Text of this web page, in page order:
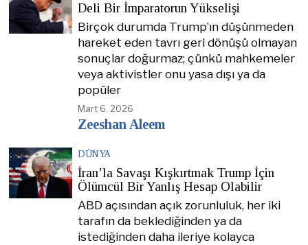
Deli Bir İmparatorun Yükselişi
Birçok durumda Trump’ın düşünmeden
hareket eden tavrı geri dönüşü olmayan
sonuçlar doğurmaz; çünkü mahkemeler
veya aktivistler onu yasa dışı ya da
popüler
Mart 6, 2026
Zeeshan Aleem
DÜNYA
İran’la Savaşı Kışkırtmak Trump İçin
Ölümcül Bir Yanlış Hesap Olabilir
ABD açısından açık zorunluluk, her iki
tarafın da beklediğinden ya da
istediğinden daha ileriye kolayca